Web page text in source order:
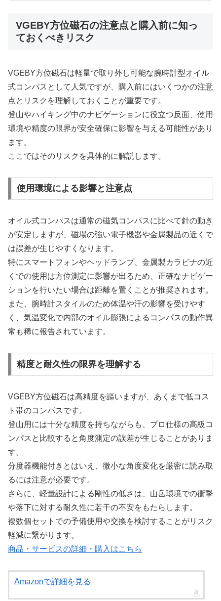
VGEBY方位磁石の注意点と購入前に知っ
ておくべきリスク
VGEBY方位磁石は軽量で取り外し可能な腕時計型オイル
式コンパスとして人気ですが、購入前にはいくつかの注意
点とリスクを理解しておくことが重要です。
登山やハイキング中のナビゲーションに役立つ反面、使用
環境や精度の限界が安全確保に影響を与える可能性があり
ます。
ここではそのリスクを具体的に解説します。
使用環境による影響と注意点
オイル式コンパスは通常の磁気コンパスに比べて針の動き
が安定しますが、磁場の強い電子機器や金属製品の近くで
は誤差が生じやすくなります。
特にスマートフォンやヘッドランプ、金属製カラビナの近
くでの使用は方位測定に影響が出るため、正確なナビゲー
ションを行いたい場合は距離を置くことが推奨されます。
また、腕時計スタイルのため体温や汗の影響を受けやす
く、気温変化で内部のオイル膨張によるコンパスの動作異
常も稀に報告されています。
精度と耐久性の限界を理解する
VGEBY方位磁石は高精度を謳いますが、あくまで低コス
ト帯のコンパスです。
登山用には十分な精度を持ちながらも、プロ仕様の高級コ
ンパスと比較すると角度測定の誤差が生じることがありま
す。
分度器機能付きとはいえ、微小な角度変化を厳密に読み取
るには注意が必要です。
さらに、軽量設計による剛性の低さは、山岳環境での衝撃
や落下に対する耐久性に若干の不安をもたらします。
複数個セットでの予備使用や交換を検討することがリスク
軽減に繋がります。
商品・サービスの詳細・購入はこちら
Amazonで詳細を見る